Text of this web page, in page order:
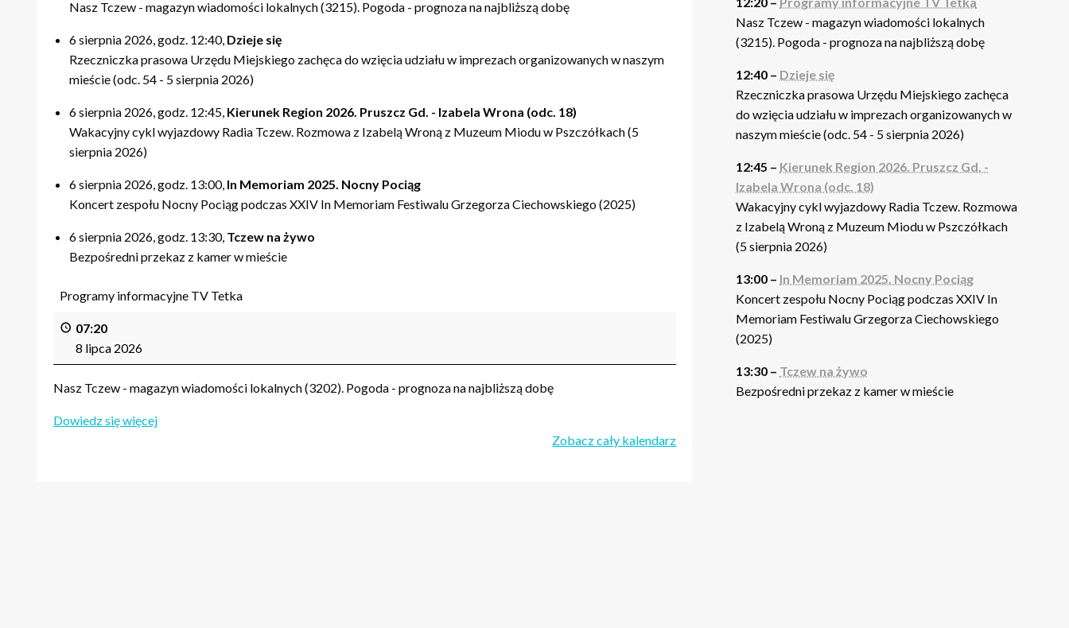
Nasz Tczew - magazyn wiadomości lokalnych (3215). Pogoda - prognoza na najbliższą dobę
6 sierpnia 2026, godz. 12:40, Dzieje się
Rzeczniczka prasowa Urzędu Miejskiego zachęca do wzięcia udziału w imprezach organizowanych w naszym
mieście (odc. 54 - 5 sierpnia 2026)
6 sierpnia 2026, godz. 12:45, Kierunek Region 2026. Pruszcz Gd. - Izabela Wrona (odc. 18)
Wakacyjny cykl wyjazdowy Radia Tczew. Rozmowa z Izabelą Wroną z Muzeum Miodu w Pszczółkach (5
sierpnia 2026)
6 sierpnia 2026, godz. 13:00, In Memoriam 2025. Nocny Pociąg
Koncert zespołu Nocny Pociąg podczas XXIV In Memoriam Festiwalu Grzegorza Ciechowskiego (2025)
6 sierpnia 2026, godz. 13:30, Tczew na żywo
Bezpośredni przekaz z kamer w mieście
Programy informacyjne TV Tetka
07:20
8 lipca 2026
Nasz Tczew - magazyn wiadomości lokalnych (3202). Pogoda - prognoza na najbliższą dobę
Dowiedz się więcej
Zobacz cały kalendarz
Nasz Tczew - magazyn wiadomości lokalnych
(3215). Pogoda - prognoza na najbliższą dobę
12:40 – Dzieje się
Rzeczniczka prasowa Urzędu Miejskiego zachęca
do wzięcia udziału w imprezach organizowanych w
naszym mieście (odc. 54 - 5 sierpnia 2026)
12:45 – Kierunek Region 2026. Pruszcz Gd. -
Izabela Wrona (odc. 18)
Wakacyjny cykl wyjazdowy Radia Tczew. Rozmowa
z Izabelą Wroną z Muzeum Miodu w Pszczółkach
(5 sierpnia 2026)
13:00 – In Memoriam 2025. Nocny Pociąg
Koncert zespołu Nocny Pociąg podczas XXIV In
Memoriam Festiwalu Grzegorza Ciechowskiego
(2025)
13:30 – Tczew na żywo
Bezpośredni przekaz z kamer w mieście